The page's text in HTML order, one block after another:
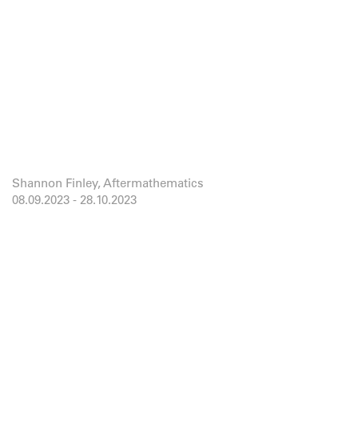
Shannon Finley, Aftermathematics
08.09.2023 - 28.10.2023